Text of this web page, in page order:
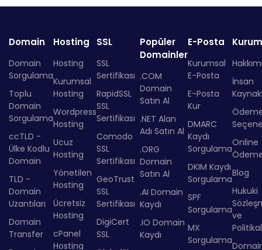
Domain
Domain
Sorgulama
Toplu
Domain
Sorgulama
ccTLD -
Ülke Kodlu
Domain
TLD -
Domain
Uzantıları
Domain
Transfer
Hosting
Hosting
Kurumsal
Hosting
Wordpress
Hosting
Ucuz
Hosting
Yönetilen
Hosting
Ücretsiz
Hosting
cPanel
Hosting
SSL
SSL
Sertifikası
RapidSSL
SSL
Sertifikası
Comodo
SSL
Sertifikası
GeoTrust
SSL
Sertifikası
DigiCert
SSL
Popüler
Domainler
.COM
Domain
Satın Al
.NET Alan
Adı Satın Al
.ORG
Domain
Satın Al
.AI Domain
Kaydı
.IO Domain
Kaydı
E-Posta
Kurumsal
E-Posta
E-Posta
Kur
DMARC
Kaydı
Sorgulama
DKIM Kaydı
Sorgulama
SPF
Sorgulama
MX
Sorgulama
İnsan
Online
Blog
Hukuki
ve